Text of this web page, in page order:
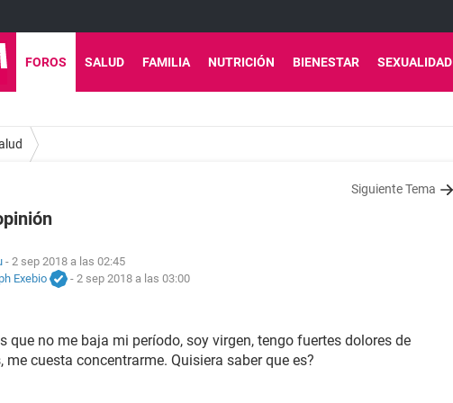
FOROS SALUD FAMILIA NUTRICIÓN BIENESTAR SEXUALIDAD
Siguiente Tema
- 2 sep 2018 a las 02:45
Exebio
- 2 sep 2018 a las 03:00
que no me baja mi período, soy virgen, tengo fuertes dolores de
me cuesta concentrarme. Quisiera saber que es?